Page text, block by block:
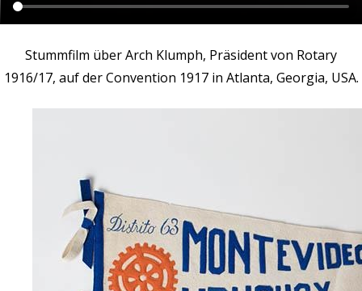
Stummfilm über Arch Klumph, Präsident von Rotary
1916/17, auf der Convention 1917 in Atlanta, Georgia, USA.